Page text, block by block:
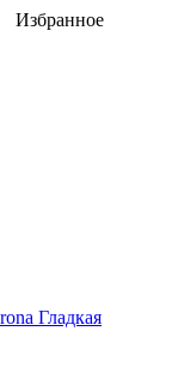
Избранное
Гладкая